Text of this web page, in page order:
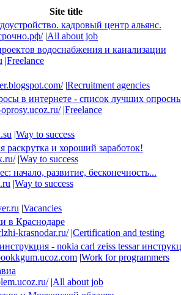
Site title
кадровый центр альянс.
|All about job
водоснабжения и канализации
|Freelance
|Recruitment agencies
в интернете - список лучших
|Freelance
|Way to success
раскрутка и хороший заработок!
|Way to success
начало, развитие, бесконечность...
|Way to success
|Vacancies
в Краснодаре
krasnodar.ru/ |Certification and testing
- nokia carl zeiss tessar
|Work for programmers
|All about job